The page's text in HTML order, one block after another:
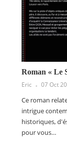
Roman « Le
Eric
07 Oct
Ce roman
intrigue
historiques,
pour vous…